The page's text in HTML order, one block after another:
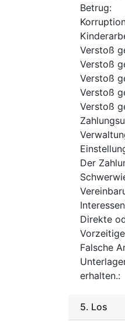
Betrug:
Verstoß
Verstoß
Verstoß
Verstoß
Verstoß
Der
Direkte
Falsche
erhalten.:
5. Los